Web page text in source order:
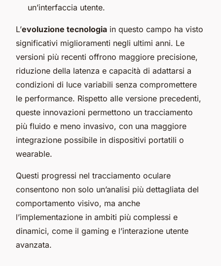
un’interfaccia utente.
L’evoluzione tecnologia in questo campo ha visto
significativi miglioramenti negli ultimi anni. Le
versioni più recenti offrono maggiore precisione,
riduzione della latenza e capacità di adattarsi a
condizioni di luce variabili senza compromettere
le performance. Rispetto alle versione precedenti,
queste innovazioni permettono un tracciamento
più fluido e meno invasivo, con una maggiore
integrazione possibile in dispositivi portatili o
wearable.
Questi progressi nel tracciamento oculare
consentono non solo un’analisi più dettagliata del
comportamento visivo, ma anche
l’implementazione in ambiti più complessi e
dinamici, come il gaming e l’interazione utente
avanzata.